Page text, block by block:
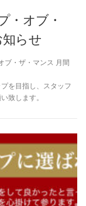
・オブ・
らせ
ブ・ザ・マンス 月間
を目指し、スタッフ
致します。